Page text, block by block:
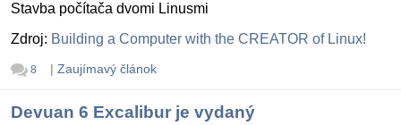
Stavba počítača dvomi Linusmi
Zdroj: Building a Computer with the CREATOR of Linux!
8 | Zaujímavý článok
Devuan 6 Excalibur je vydaný